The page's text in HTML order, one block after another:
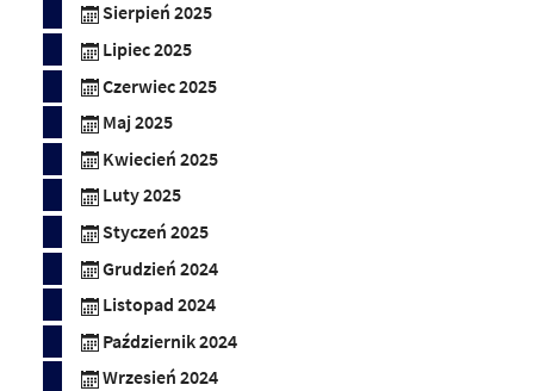
Sierpień 2025
Lipiec 2025
Czerwiec 2025
Maj 2025
Kwiecień 2025
Luty 2025
Styczeń 2025
Grudzień 2024
Listopad 2024
Październik 2024
Wrzesień 2024